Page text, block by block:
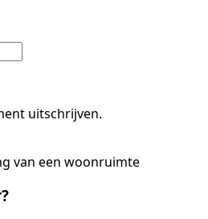
uitschrijven.